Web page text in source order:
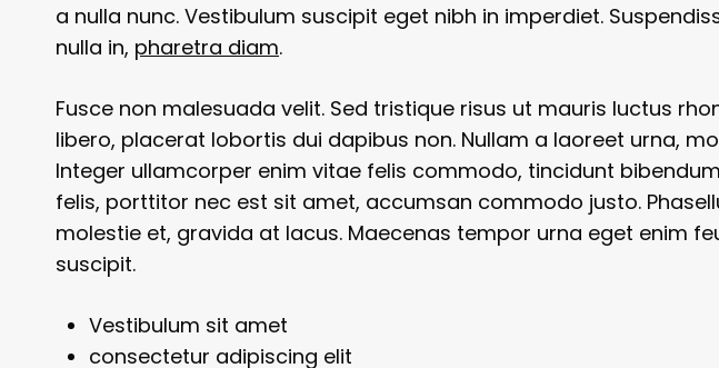
a nulla nunc. Vestibulum suscipit eget nibh in imperdiet.
nulla in, pharetra diam.
Fusce non malesuada velit. Sed tristique risus ut mauris luctus
libero, placerat lobortis dui dapibus non. Nullam a laoreet urna,
Integer ullamcorper enim vitae felis commodo, tincidunt
felis, porttitor nec est sit amet, accumsan commodo justo.
molestie et, gravida at lacus. Maecenas tempor urna eget enim
suscipit.
Vestibulum sit amet
consectetur adipiscing elit